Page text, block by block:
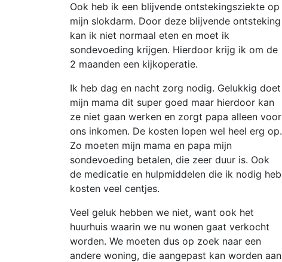
Ook heb ik een blijvende ontstekingsziekte op
mijn slokdarm. Door deze blijvende ontsteking
kan ik niet normaal eten en moet ik
sondevoeding krijgen. Hierdoor krijg ik om de
2 maanden een kijkoperatie.
Ik heb dag en nacht zorg nodig. Gelukkig doet
mijn mama dit super goed maar hierdoor kan
ze niet gaan werken en zorgt papa alleen voor
ons inkomen. De kosten lopen wel heel erg op.
Zo moeten mijn mama en papa mijn
sondevoeding betalen, die zeer duur is. Ook
de medicatie en hulpmiddelen die ik nodig heb
kosten veel centjes.
Veel geluk hebben we niet, want ook het
huurhuis waarin we nu wonen gaat verkocht
worden. We moeten dus op zoek naar een
andere woning, die aangepast kan worden aan